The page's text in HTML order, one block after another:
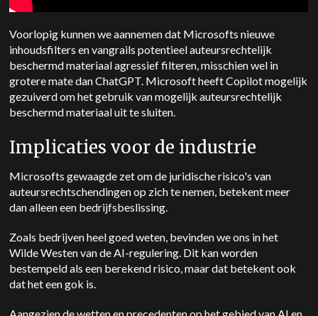
Voorlopig kunnen we aannemen dat Microsofts nieuwe
inhoudsfilters en vangrails potentieel auteursrechtelijk
beschermd materiaal agressief filteren, misschien wel in
grotere mate dan ChatGPT. Microsoft heeft Copilot mogelijk
gezuiverd om het gebruik van mogelijk auteursrechtelijk
beschermd materiaal uit te sluiten.
Implicaties voor de industrie
Microsofts gewaagde zet om de juridische risico's van
auteursrechtschendingen op zich te nemen, betekent meer
dan alleen een bedrijfsbeslissing.
Zoals bedrijven heel goed weten, bevinden we ons in het
Wilde Westen van de AI-regulering. Dit kan worden
bestempeld als een berekend risico, maar dat betekent ook
dat het een gok is.